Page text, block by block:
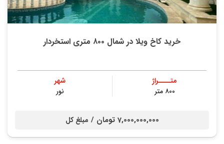
خرید کاخ ویلا در شمال ۸۰۰ متری استخردار
متــــراژ
۸۰۰ متر
شهر
نور
7,000,000,000 تومان / مبلغ کل